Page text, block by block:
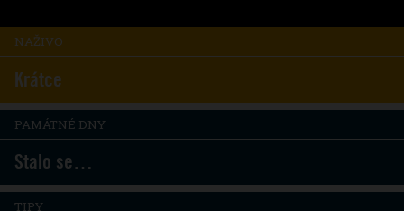
NAŽIVO
Krátce
PAMÁTNÉ DNY
Stalo se…
TIPY